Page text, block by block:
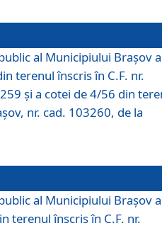
al Municipiului Braşov a
terenul înscris în C.F. nr.
și a cotei de 4/56 din
nr. cad. 103260, de la
al Municipiului Braşov a
terenul înscris în C.F. nr.